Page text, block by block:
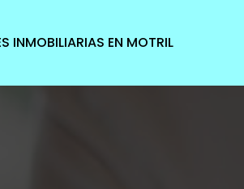
INMOBILIARIAS EN MOTRIL